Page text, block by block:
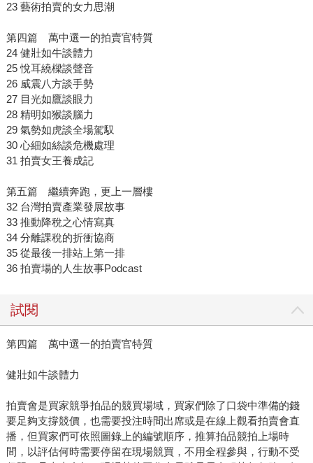
23 藝術拍賣的女力思潮
第四篇 萬中選一的拍賣官特質
24 健壯如牛談體力
25 悅耳繞樑談聲音
26 威震八方談手勢
27 目光如鷹談眼力
28 精明如猴談腦力
29 氣勢如虎談全場駕馭
30 心細如絲談危機處理
31 拍賣女王養成記
第五篇 繼續奔跑，更上一層樓
32 台灣拍賣產業發展故事
33 推動降稅之心情寫真
34 分離課稅的折衝協商
35 從最後一排站上第一排
36 拍賣場的人生故事Podcast
試閱
第四篇 萬中選一的拍賣官特質
健壯如牛談體力
拍賣會是買家競爭拍品的競買場域，買家們除了口袋中準備的錢
要足夠支撐競價，也需要投注時間出席或是在線上觀看拍賣會直
播，但買家們可依照圖錄上的編號順序，推算拍品競拍上場時
間，以評估何時需要停留在現場競買，不用全程參與，行動不受